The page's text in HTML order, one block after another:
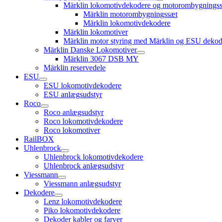
open
child
menu
Märklin lokomotivdekodere og
Märklin motorombygningssæt
Märklin lokomotivdekodere
Märklin lokomotiver
Märklin motor styring med Märklin og ESU
Märklin Danske Lokomotiver
open
Märklin 3067 DSB MY
Märklin reservedele
ESU
open
child
menu
ESU lokomotivdekodere
ESU anlægsudstyr
Roco
open
child
menu
Roco anlægsudstyr
Roco lokomotivdekodere
Roco lokomotiver
RailBOX
Uhlenbrock
open
child
menu
Uhlenbrock lokomotivdekodere
Uhlenbrock anlægsudstyr
Viessmann
open
child
menu
Viessmann anlægsudstyr
Dekodere
open
child
menu
Lenz lokomotivdekodere
Piko lokomotivdekodere
Dekoder kabler og farver